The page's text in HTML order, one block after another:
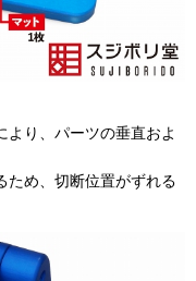
り、パーツの垂直およ
ため、切断位置がずれる